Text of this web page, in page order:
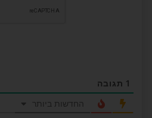
1 תגובה
החדשות ביותר